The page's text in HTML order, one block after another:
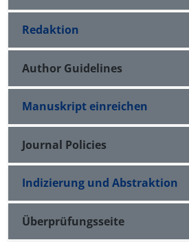
Redaktion
Author Guidelines
Manuskript einreichen
Journal Policies
Indizierung und Abstraktion
Überprüfungsseite